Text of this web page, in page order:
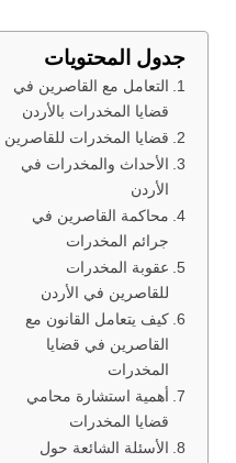
جدول المحتويات
التعامل مع القاصرين في
قضايا المخدرات بالأردن
قضايا المخدرات للقاصرين
الأحداث والمخدرات في
الأردن
محاكمة القاصرين في
جرائم المخدرات
عقوبة المخدرات
للقاصرين في الأردن
كيف يتعامل القانون مع
القاصرين في قضايا
المخدرات
أهمية استشارة محامي
قضايا المخدرات
الأسئلة الشائعة حول